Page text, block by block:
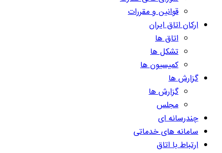
قوانین و مقررات
ارکان اتاق ایران
اتاق ها
تشکل ها
کمیسیون ها
گزارش ها
گزارش ها
مجلس
چندرسانه ای
سامانه های خدماتی
ارتباط با اتاق